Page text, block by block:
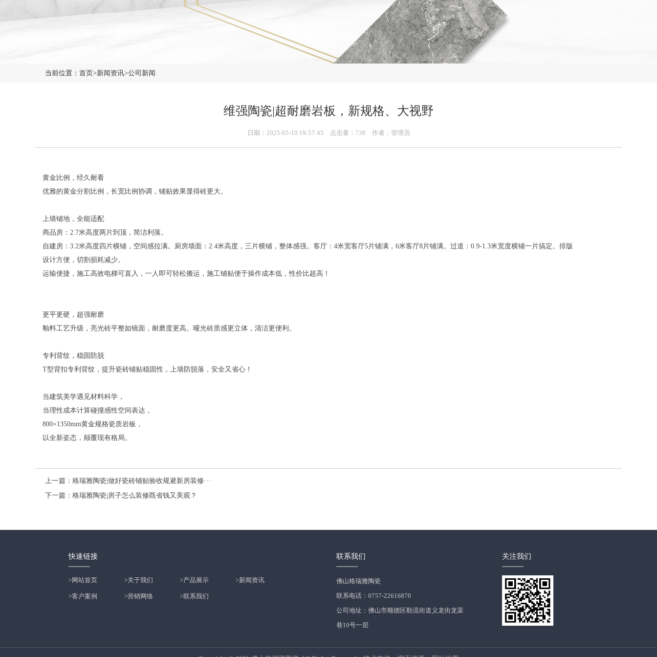
当前位置： 首页>新闻资讯>公司新闻
维强陶瓷|超耐磨岩板，新规格、大视野
日期：2025-05-10 19:57:45 点击量：738 作者：管理员
黄金比例，经久耐看
优雅的黄金分割比例，长宽比例协调，铺贴效果显得砖更大。
上墙铺地，全能适配
商品房：2.7米高度两片到顶，简洁利落。
自建房：3.2米高度四片横铺，空间感拉满。厨房墙面：2.4米高度，三片横铺，整体感强。客厅：4米宽客厅5片铺满，6米客厅8片铺满。过道：0.9-1.3米宽度横铺一片搞定。排版
设计方便，切割损耗减少。
运输便捷，施工高效电梯可直入，一人即可轻松搬运，施工铺贴便于操作成本低，性价比超高！
更平更硬，超强耐磨
釉料工艺升级，亮光砖平整如镜面，耐磨度更高。哑光砖质感更立体，清洁更便利。
专利背纹，稳固防脱
T型背扣专利背纹，提升瓷砖铺贴稳固性，上墙防脱落，安全又省心！
当建筑美学遇见材料科学，
当理性成本计算碰撞感性空间表达，
800×1350mm黄金规格瓷质岩板，
以全新姿态，颠覆现有格局。
上一篇： 格瑞雅陶瓷|做好瓷砖铺贴验收规避新房装修···
下一篇： 格瑞雅陶瓷|房子怎么装修既省钱又美观？
快速链接
>网站首页 >关于我们 >产品展示 >新闻资讯
>客户案例 >营销网络 >联系我们
联系我们
佛山格瑞雅陶瓷
联系电话：0757-22616870
公司地址：佛山市顺德区勒流街道义龙街龙渠
巷10号一层
关注我们